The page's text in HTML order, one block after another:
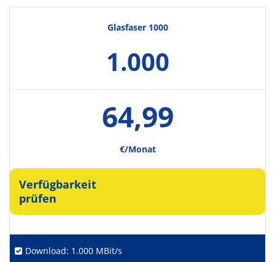
Glasfaser 1000
1.000
64,99
€/Monat
Verfügbarkeit
prüfen
Download: 1.000 MBit/s